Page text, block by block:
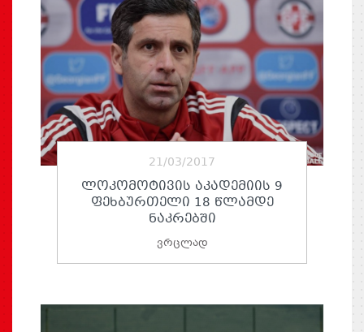
21/03/2017
ᲚᲝᲙᲝᲛᲝᲢᲘᲕᲘᲡ ᲐᲙᲐᲓᲔᲛᲘᲘᲡ 9
ᲤᲔᲮᲑᲣᲠᲗᲔᲚᲘ 18 ᲬᲚᲐᲛᲓᲔ
ᲜᲐᲙᲠᲔᲑᲨᲘ
ვრცლად